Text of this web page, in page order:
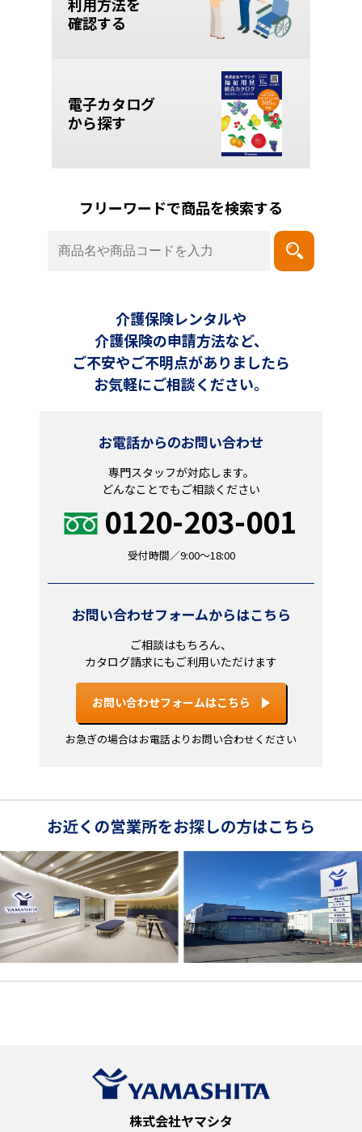
確認する
電子カタログ
から探す
フリーワードで商品を検索する
介護保険レンタルや
介護保険の申請方法など、
ご不安やご不明点がありましたら
お気軽にご相談ください。
お電話からのお問い合わせ
専門スタッフが対応します。
どんなことでもご相談ください
0120-203-001
受付時間／9:00～18:00
お問い合わせフォームからはこちら
ご相談はもちろん、
カタログ請求にもご利用いただけます
お問い合わせフォームはこちら
お急ぎの場合はお電話よりお問い合わせください
株式会社ヤマシタ